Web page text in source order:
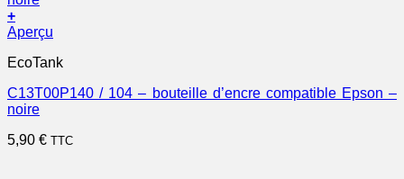
+
Aperçu
EcoTank
C13T00P140 / 104 – bouteille d’encre compatible Epson –
noire
5,90 € TTC